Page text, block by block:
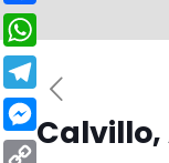
Facebook
WhatsApp
Telegram
Messenger